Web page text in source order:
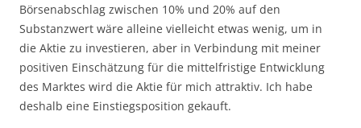
Börsenabschlag zwischen 10% und 20% auf den
Substanzwert wäre alleine vielleicht etwas wenig, um in
die Aktie zu investieren, aber in Verbindung mit meiner
positiven Einschätzung für die mittelfristige Entwicklung
des Marktes wird die Aktie für mich attraktiv. Ich habe
deshalb eine Einstiegsposition gekauft.